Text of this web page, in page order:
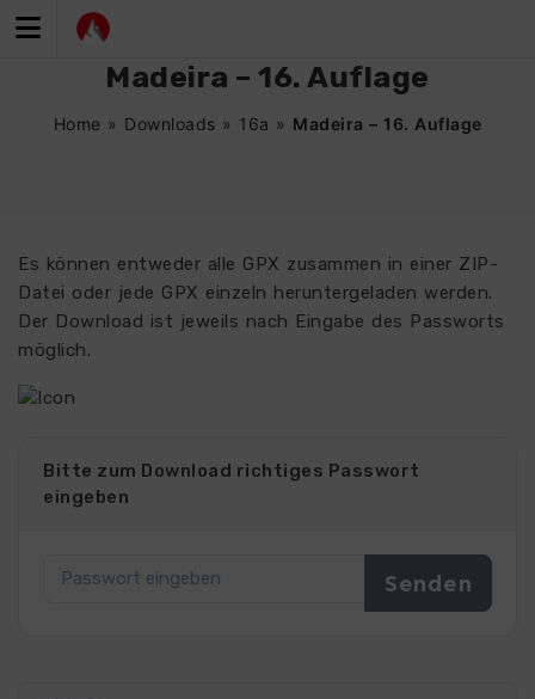
Inhalt
Madeira – 16. Auflage
Home » Downloads » 16a » Madeira – 16. Auflage
Es können entweder alle GPX zusammen in einer ZIP-
Datei oder jede GPX einzeln heruntergeladen werden.
Der Download ist jeweils nach Eingabe des Passworts
möglich.
Bitte zum Download richtiges Passwort
eingeben